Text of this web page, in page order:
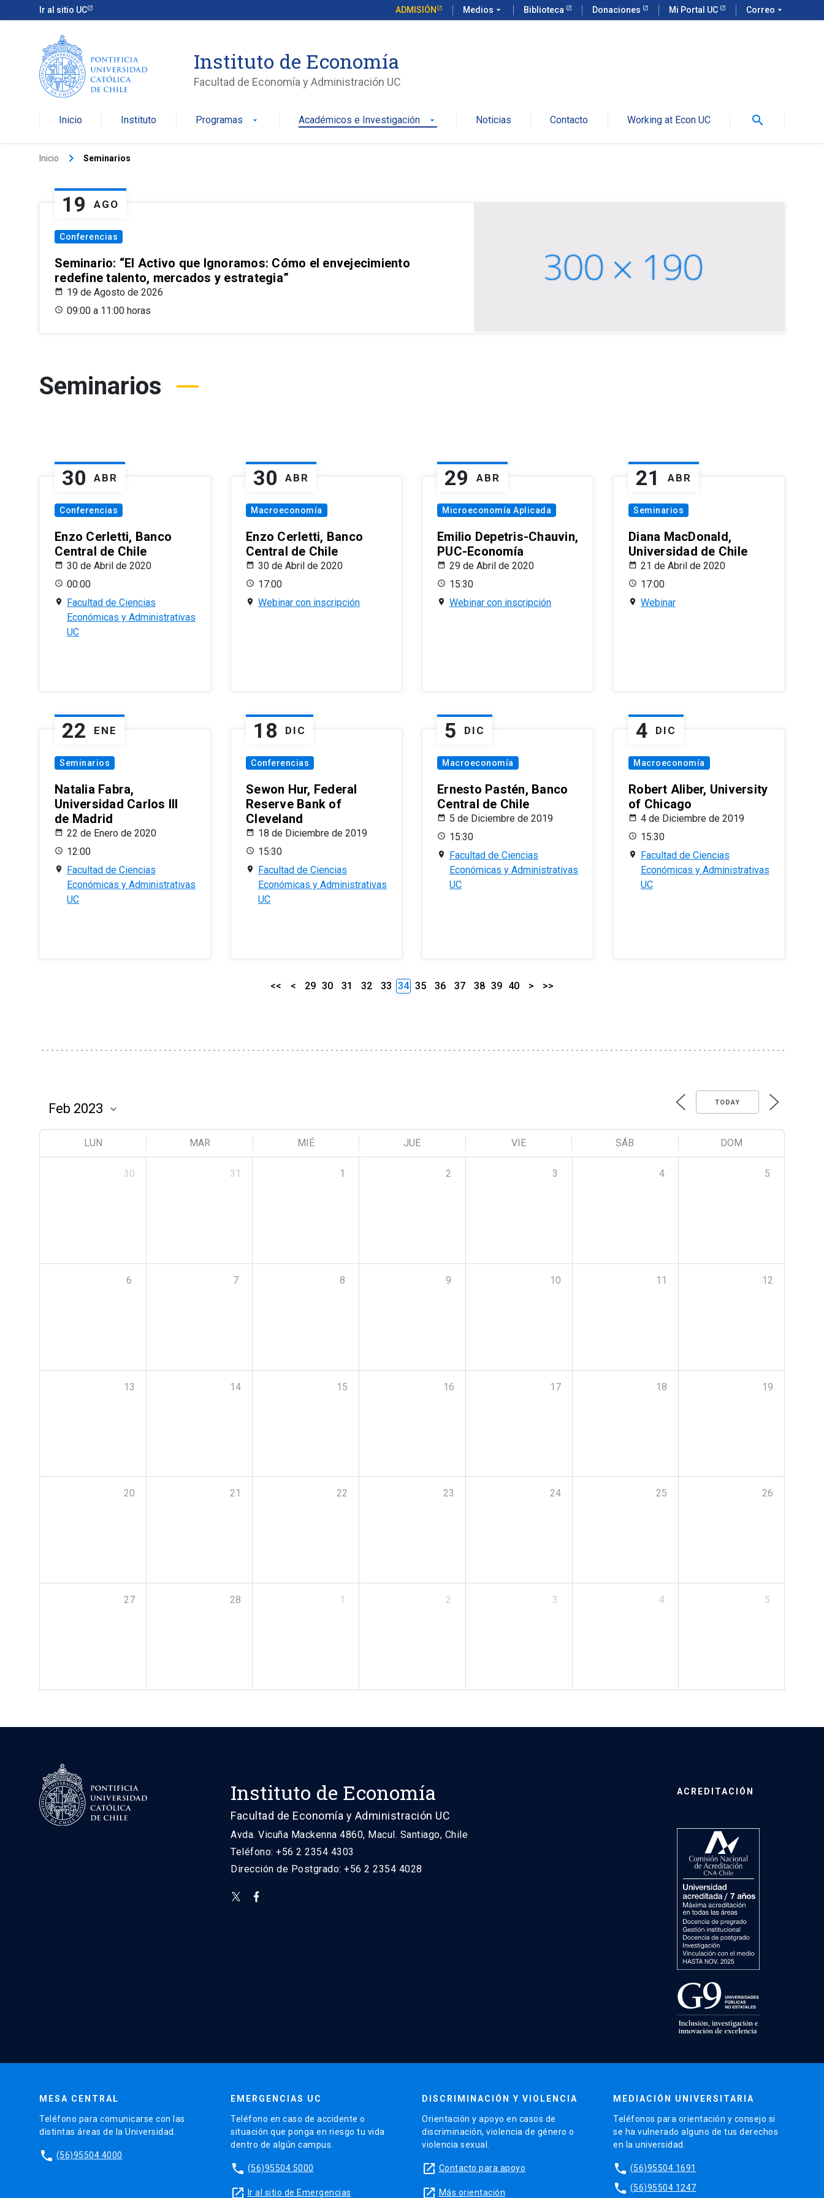
Ir al sitio UC ADMISIÓN Medios arrow_drop_down Biblioteca Donaciones Mi Portal UC Correo arrow_drop_down
Instituto de Economía
Facultad de Economía y Administración UC
Inicio Instituto Programas arrow_drop_down Académicos e Investigación arrow_drop_down Noticias Contacto Working at Econ UC search
Inicio keyboard_arrow_right Seminarios
19 AGO
Conferencias
Seminario: “El Activo que Ignoramos: Cómo el envejecimiento
redefine talento, mercados y estrategia”
19 de Agosto de 2026
09:00 a 11:00 horas
Seminarios
30 ABR
Conferencias
Enzo Cerletti, Banco
Central de Chile
30 de Abril de 2020
00:00
Facultad de Ciencias
Económicas y Administrativas
UC
30 ABR
Macroeconomía
Enzo Cerletti, Banco
Central de Chile
30 de Abril de 2020
17:00
Webinar con inscripción
29 ABR
Microeconomía Aplicada
Emilio Depetris-Chauvin,
PUC-Economía
29 de Abril de 2020
15:30
Webinar con inscripción
21 ABR
Seminarios
Diana MacDonald,
Universidad de Chile
21 de Abril de 2020
17:00
Webinar
22 ENE
Seminarios
Natalia Fabra,
Universidad Carlos III
de Madrid
22 de Enero de 2020
12:00
Facultad de Ciencias
Económicas y Administrativas
UC
18 DIC
Conferencias
Sewon Hur, Federal
Reserve Bank of
Cleveland
18 de Diciembre de 2019
15:30
Facultad de Ciencias
Económicas y Administrativas
UC
5 DIC
Macroeconomía
Ernesto Pastén, Banco
Central de Chile
5 de Diciembre de 2019
15:30
Facultad de Ciencias
Económicas y Administrativas
UC
4 DIC
Macroeconomía
Robert Aliber, University
of Chicago
4 de Diciembre de 2019
15:30
Facultad de Ciencias
Económicas y Administrativas
UC
<< < 29 30 31 32 33 34 35 36 37 38 39 40 > >>
TODAY
LUN MAR MIÉ JUE VIE SÁB DOM
30 31 1 2 3 4 5
6 7 8 9 10 11 12
13 14 15 16 17 18 19
20 21 22 23 24 25 26
27 28 1 2 3 4 5
Instituto de Economía
Facultad de Economía y Administración UC
Avda. Vicuña Mackenna 4860, Macul. Santiago, Chile
Teléfono: +56 2 2354 4303
Dirección de Postgrado: +56 2 2354 4028
ACREDITACIÓN
MESA CENTRAL
Teléfono para comunicarse con las
distintas áreas de la Universidad.
phone (56)95504 4000
EMERGENCIAS UC
Teléfono en caso de accidente o
situación que ponga en riesgo tu vida
dentro de algún campus.
phone (56)95504 5000
launch Ir al sitio de Emergencias
DISCRIMINACIÓN Y VIOLENCIA
Orientación y apoyo en casos de
discriminación, violencia de género o
violencia sexual.
launch Contacto para apoyo
launch Más orientación
MEDIACIÓN UNIVERSITARIA
Teléfonos para orientación y consejo si
se ha vulnerado alguno de tus derechos
en la universidad.
phone (56)95504 1691
phone (56)95504 1247